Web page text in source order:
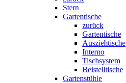
Stern
Gartentische
zurück
Gartentische
Ausziehtische
Interno
Tischsystem
Beistelltische
Gartenstühle